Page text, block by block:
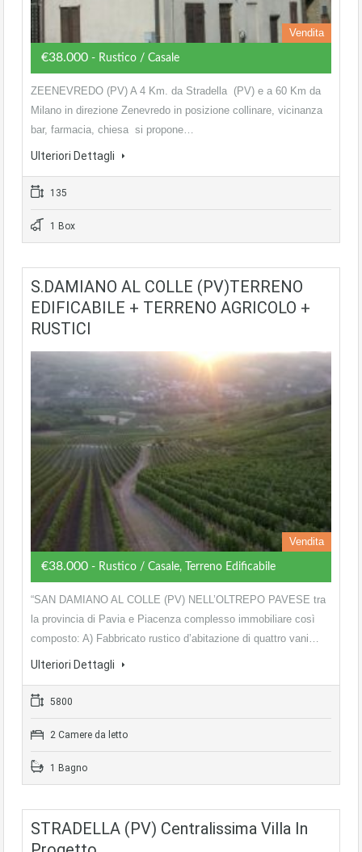
Vendita
€38.000 - Rustico / Casale
ZEENEVREDO (PV) A 4 Km. da Stradella (PV) e a 60 Km da
Milano in direzione Zenevredo in posizione collinare, vicinanza
bar, farmacia, chiesa si propone…
Ulteriori Dettagli
135
1 Box
S.DAMIANO AL COLLE (PV)TERRENO
EDIFICABILE + TERRENO AGRICOLO +
RUSTICI
Vendita
€38.000 - Rustico / Casale, Terreno Edificabile
“SAN DAMIANO AL COLLE (PV) NELL’OLTREPO PAVESE tra
la provincia di Pavia e Piacenza complesso immobiliare così
composto: A) Fabbricato rustico d’abitazione di quattro vani…
Ulteriori Dettagli
5800
2 Camere da letto
1 Bagno
STRADELLA (PV) Centralissima Villa In